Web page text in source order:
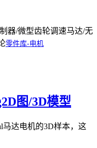
器/微型齿轮调速马达/无
零件库-电机
图/3D模型
马达电机的3D样本，这